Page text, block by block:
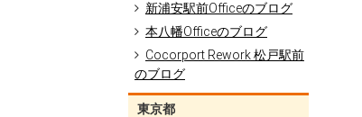
新浦安駅前Officeのブログ
本八幡Officeのブログ
Cocorport Rework 松戸駅前
のブログ
東京都